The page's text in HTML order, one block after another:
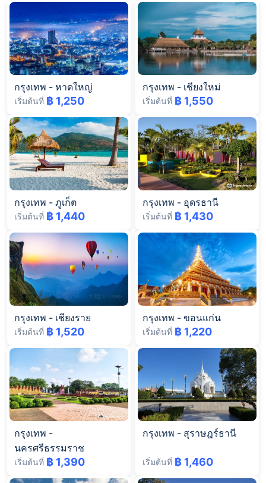
กรุงเทพ - หาดใหญ่
เริ่มต้นที่ ฿ 1,250
กรุงเทพ - เชียงใหม่
เริ่มต้นที่ ฿ 1,550
กรุงเทพ - ภูเก็ต
เริ่มต้นที่ ฿ 1,440
กรุงเทพ - อุดรธานี
เริ่มต้นที่ ฿ 1,430
กรุงเทพ - เชียงราย
เริ่มต้นที่ ฿ 1,520
กรุงเทพ - ขอนแก่น
เริ่มต้นที่ ฿ 1,220
กรุงเทพ -
นครศรีธรรมราช
เริ่มต้นที่ ฿ 1,390
กรุงเทพ - สุราษฎร์ธานี
เริ่มต้นที่ ฿ 1,460